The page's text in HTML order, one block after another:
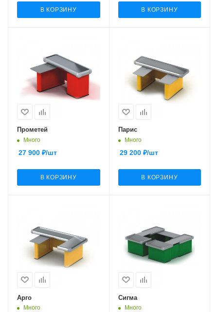
В КОРЗИНУ В КОРЗИНУ
Прометей
Много
27 900 ₽/шт
В КОРЗИНУ
Парис
Много
29 200₽/шт
В КОРЗИНУ
Арго
Много
Сигма
Много